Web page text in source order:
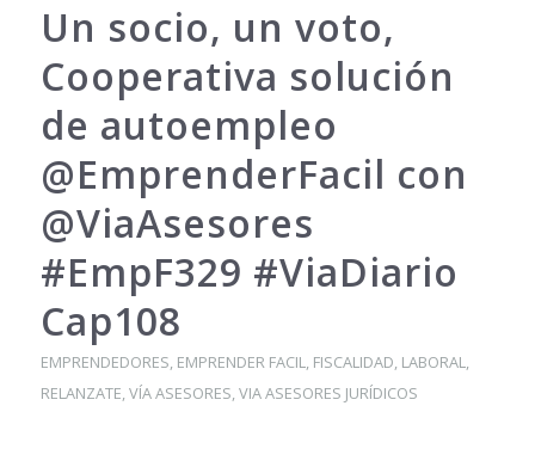
Un socio, un voto,
Cooperativa solución
de autoempleo
@EmprenderFacil con
@ViaAsesores
#EmpF329 #ViaDiario
Cap108
EMPRENDEDORES, EMPRENDER FACIL, FISCALIDAD, LABORAL,
RELANZATE,VÍA ASESORES,VIA ASESORES JURÍDICOS